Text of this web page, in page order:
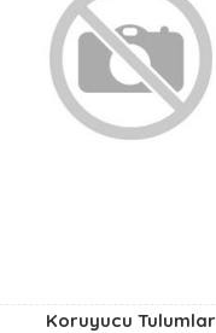
Koruyucu Tulumlar